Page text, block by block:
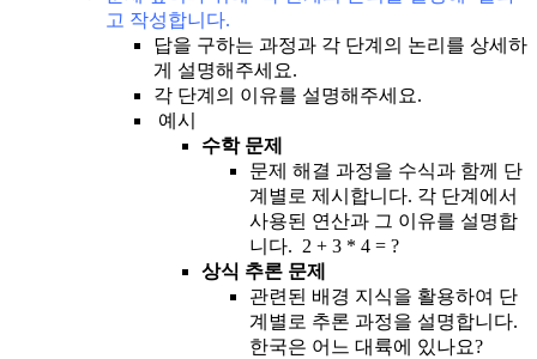
고 작성합니다.
답을 구하는 과정과 각 단계의 논리를 상세하
게 설명해주세요.
각 단계의 이유를 설명해주세요.
예시
수학 문제
문제 해결 과정을 수식과 함께 단
계별로 제시합니다. 각 단계에서
사용된 연산과 그 이유를 설명합
니다. 2 + 3 * 4 = ?
상식 추론 문제
관련된 배경 지식을 활용하여 단
계별로 추론 과정을 설명합니다.
한국은 어느 대륙에 있나요?